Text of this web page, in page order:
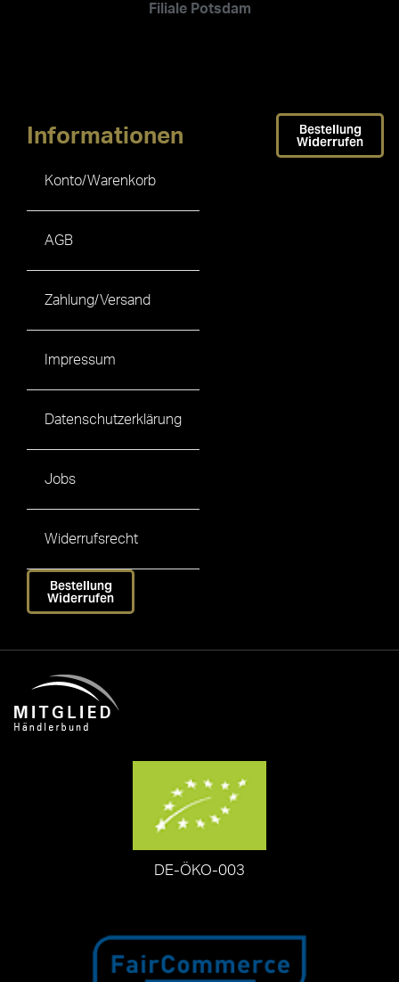
Filiale Potsdam
Informationen
Konto/Warenkorb
AGB
Zahlung/Versand
Impressum
Datenschutzerklärung
Jobs
Widerrufsrecht
Bestellung
Widerrufen
Bestellung
Widerrufen
DE-ÖKO-003